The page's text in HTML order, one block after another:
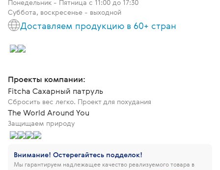
Понедельник - Пятница c 11:00 до 17:30
Суббота, воскресенье - выходной
Доставляем продукцию в 60+ стран
Проекты компании:
Fitcha Сахарный патруль
Сбросить вес легко. Проект для похудания
The World Around You
Защищаем природу
Внимание! Остерегайтесь подделок!
Мы гарантируем надлежащее качество реализуемого товара в